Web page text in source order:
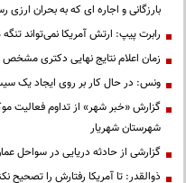
بارزگانی و اجاره ای که به بحران ارزی
رابرت پیپ: ارتش آمریکا نمی‌تواند تنگه
زمان اعلام نتایج نهایی دکتری
ونس: در حال کار بر روی ایجاد یک
گزارش «خبر شهر» از تداوم فعالیت
شهرستان شهریار
گزارشی از حادثه دریایی در سواحل
ذوالقدر: تا آمریکا رفتارش را تصحیح